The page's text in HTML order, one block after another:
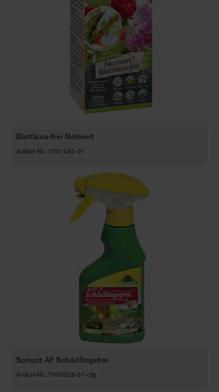
Blattlaus-frei Nativert
Artikel-Nr.: 7001051-01
Spruzit AF Schädlingsfrei
Artikel-Nr.: 7000328-01-cfg